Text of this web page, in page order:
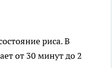
риса. В
от 30 минут до 2